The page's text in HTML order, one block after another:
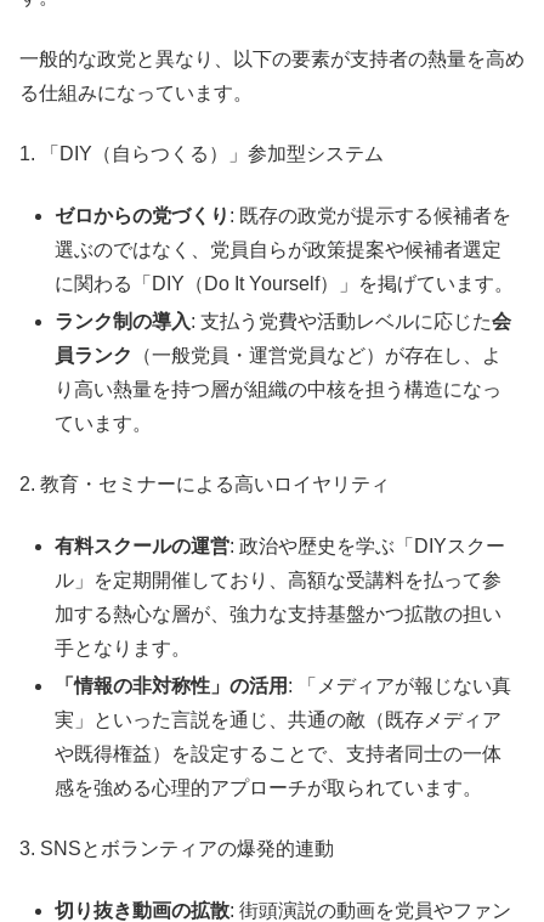
一般的な政党と異なり、以下の要素が支持者の熱量を高め
る仕組みになっています。
1. 「DIY（自らつくる）」参加型システム
ゼロからの党づくり : 既存の政党が提示する候補者を
選ぶのではなく、党員自らが政策提案や候補者選定
に関わる「DIY（Do It Yourself）」を掲げています。
ランク制の導入: 支払う党費や活動レベルに応じた会
員ランク
（一般党員・運営党員など）が存在し、よ
り高い熱量を持つ層が組織の中核を担う構造になっ
ています。
2. 教育・セミナーによる高いロイヤリティ
有料スクールの運営: 政治や歴史を学ぶ「DIYスクー
ル」を定期開催しており、高額な受講料を払って参
加する熱心な層が、強力な支持基盤かつ拡散の担い
手となります。
「情報の非対称性」の活用 : 「メディアが報じない真
実」といった言説を通じ、共通の敵（既存メディア
や既得権益）を設定することで、支持者同士の一体
感を強める心理的アプローチが取られています。
3. SNSとボランティアの爆発的連動
切り抜き動画の拡散: 街頭演説の動画を党員やファン